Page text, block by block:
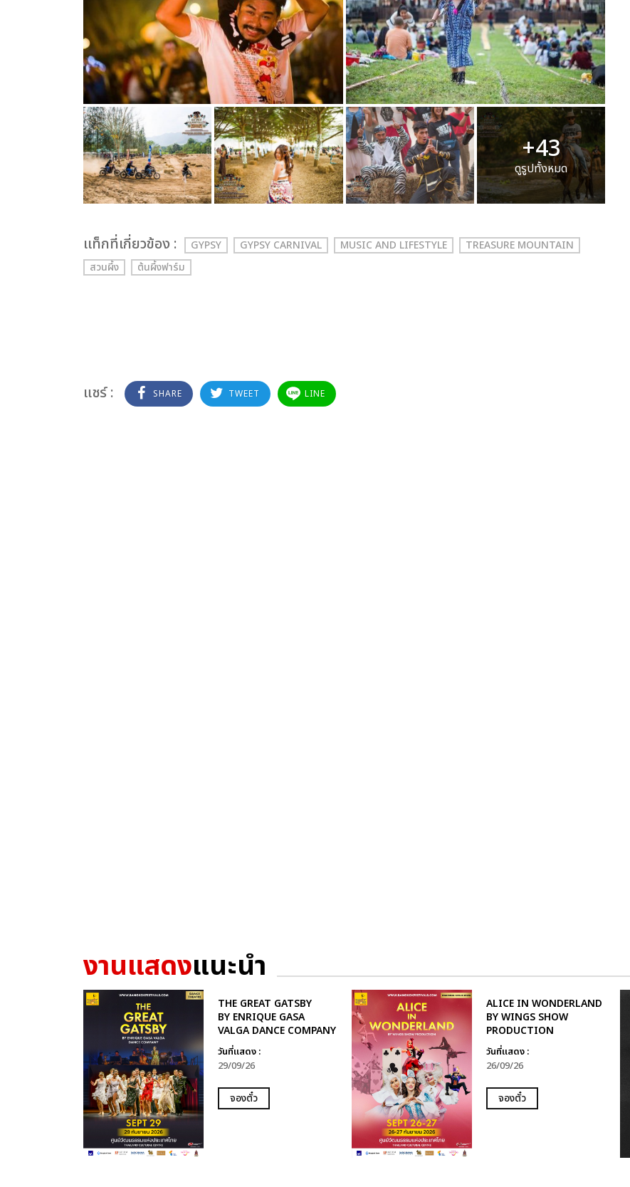
+43
ดูรูปทั้งหมด
เเท็กที่เกี่ยวข้อง : GYPSY GYPSY CARNIVAL MUSIC AND LIFESTYLE
TREASURE MOUNTAIN
สวนผึ้ง
ต้นผึ้งฟาร์ม
แชร์ : SHARE TWEET LINE
งานแสดงแนะนำ
THE GREAT GATSBY
BY ENRIQUE GASA
VALGA DANCE COMPANY
วันที่แสดง :
29/09/26
จองตั๋ว
ALICE IN WONDERLAND
BY WINGS SHOW
PRODUCTION
วันที่แสดง :
26/09/26
จองตั๋ว